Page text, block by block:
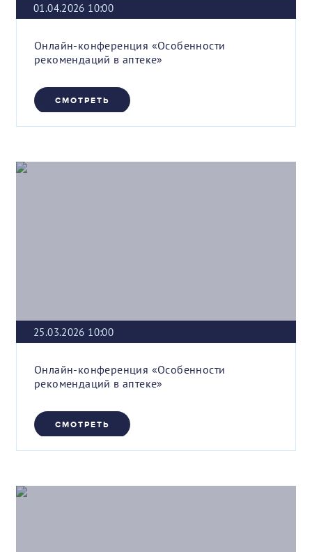
01.04.2026 10:00
Онлайн-конференция «Особенности
рекомендаций в аптеке»
СМОТРЕТЬ
25.03.2026 10:00
Онлайн-конференция «Особенности
рекомендаций в аптеке»
СМОТРЕТЬ